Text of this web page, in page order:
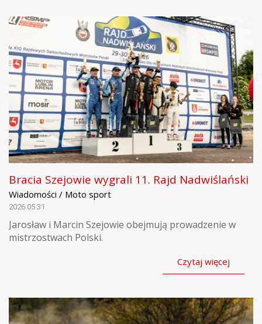
Bracia Szejowie wygrali 11. Rajd Nadwiślański
Wiadomości / Moto sport
2026.05.31
Jarosław i Marcin Szejowie obejmują prowadzenie w
mistrzostwach Polski.
Czytaj więcej